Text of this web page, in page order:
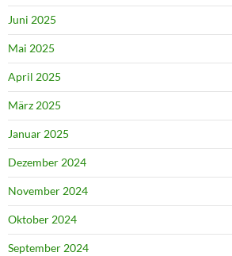
Juni 2025
Mai 2025
April 2025
März 2025
Januar 2025
Dezember 2024
November 2024
Oktober 2024
September 2024